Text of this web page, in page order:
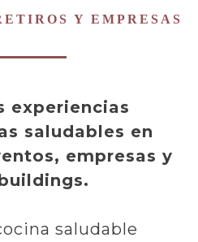
Y EMPRESAS
experiencias
saludables en
empresas y
saludable